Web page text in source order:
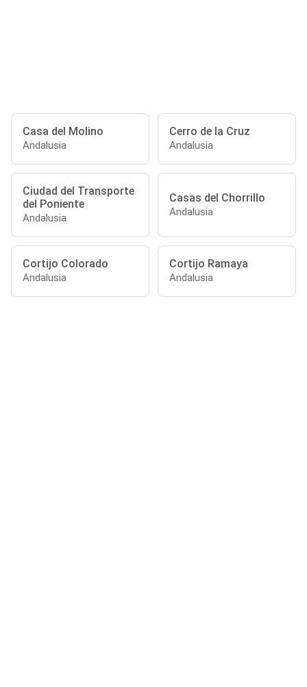
Casa del Molino
Andalusia
Cerro de la Cruz
Andalusia
Ciudad del Transporte
del Poniente
Andalusia
Casas del Chorrillo
Andalusia
Cortijo Colorado
Andalusia
Cortijo Ramaya
Andalusia